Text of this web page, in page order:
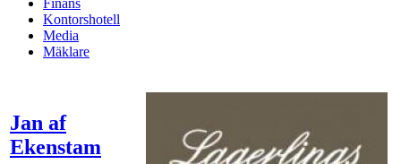
Kontorshotell
Media
Mäklare
Jan af
Ekenstam